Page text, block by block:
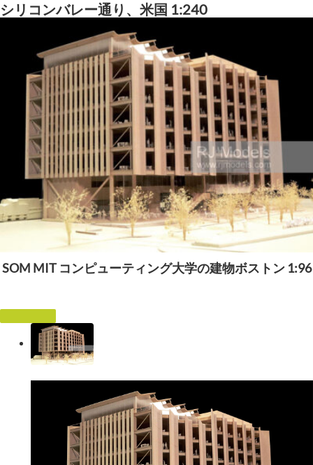
シリコンバレー通り、米国 1:240
SOM MIT コンピューティング大学の建物ボストン 1:96